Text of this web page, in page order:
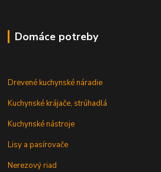
Domáce potreby
Drevené kuchynské náradie
Kuchynské krájače, strúhadlá
Kuchynské nástroje
Lisy a pasírovače
Nerezový riad